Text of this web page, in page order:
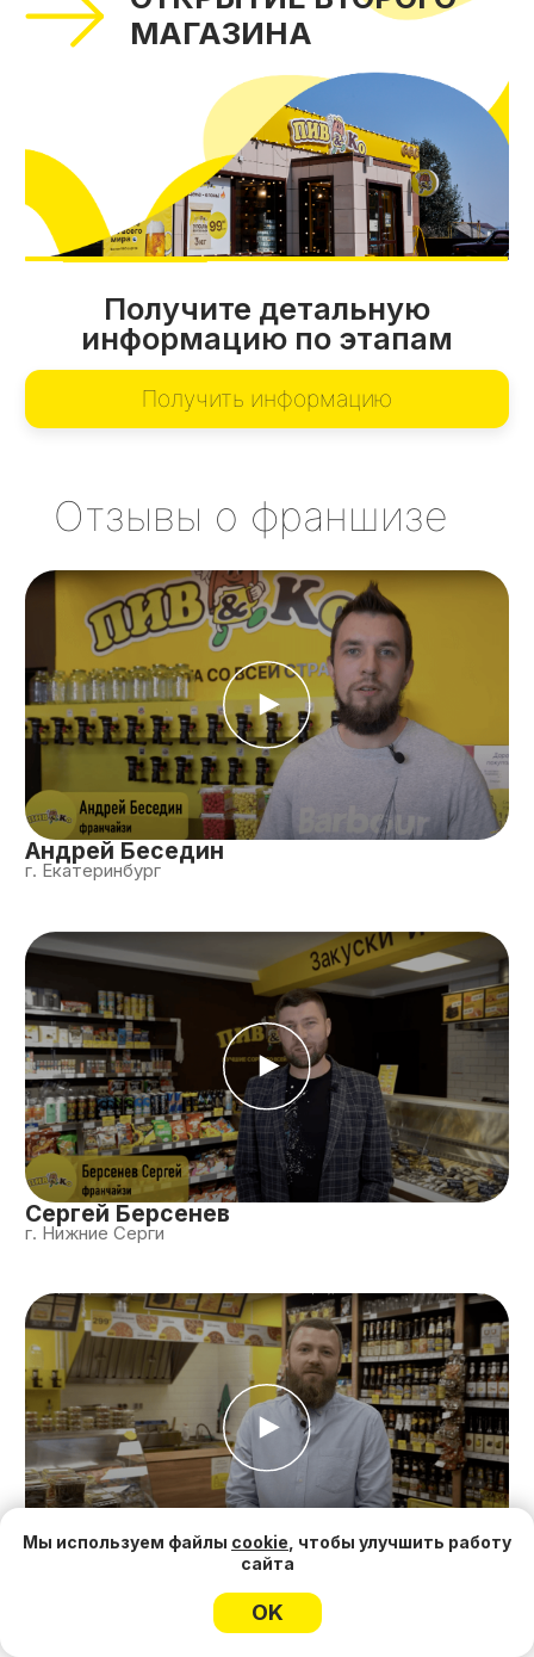
Получить доступ к другим отзывам
Сергей Берсенев
г. Нижние Серги
Антон Жильцов
г. Первоуральск
Иван Сурин
г. Арамиль
Сопровождение франчайзи
Узнать больше о сопровождении
Отдел сопровождения– это команда,
которая будет с вами на протяжении
всего вашего пути. Они будут помогать
вам во всем: от ответов на вопросы и
решения возникающих проблем до
разработки ассортиментной матрицы и
магазина.
Мы используем файлы cookie , чтобы улучшить работу
сайта
OK